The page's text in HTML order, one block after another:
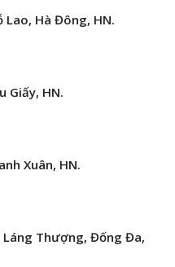
Lao, Hà Đông, HN.
Giấy, HN.
Xuân, HN.
Láng Thượng, Đống Đa,